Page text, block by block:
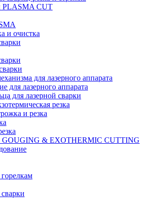
PLASMA CUT
и очистка
для лазерного аппарата
для лазерного аппарата
для лазерной сварки
резка
и резка
GOUGING & EXOTHERMIC CUTTING